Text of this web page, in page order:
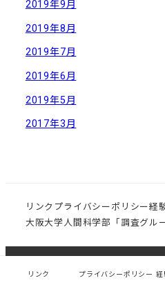
2019年9月
2019年8月
2019年7月
2019年6月
2019年5月
2017年3月
リンク プライバシーポリシー経
大阪大学人間科学部「調査グルー
社会学
リンク プライバシーポリシー 経